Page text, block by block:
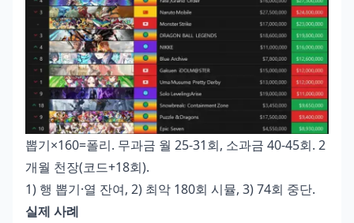
뽑기×160=폴리. 무과금 월 25-31회, 소과금 40-45회. 2
개월 천장(코드+18회).
1) 행 뽑기·열 잔여, 2) 최악 180회 시뮬, 3) 74회 중단.
실제 사례